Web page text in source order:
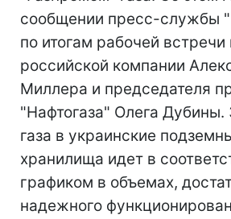
сообщении пресс-службы
по итогам рабочей встречи
российской компании
Миллера и председателя
"Нафтогаза" Олега Дубины.
газа в украинские
хранилища идет в
графиком в объемах,
надежного